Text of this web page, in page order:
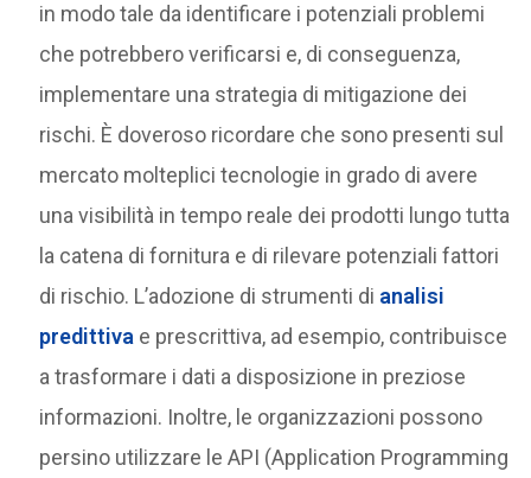
in modo tale da identificare i potenziali problemi
che potrebbero verificarsi e, di conseguenza,
implementare una strategia di mitigazione dei
rischi. È doveroso ricordare che sono presenti sul
mercato molteplici tecnologie in grado di avere
una visibilità in tempo reale dei prodotti lungo tutta
la catena di fornitura e di rilevare potenziali fattori
di rischio. L’adozione di strumenti di analisi
predittiva e prescrittiva, ad esempio, contribuisce
a trasformare i dati a disposizione in preziose
informazioni. Inoltre, le organizzazioni possono
persino utilizzare le API (Application Programming